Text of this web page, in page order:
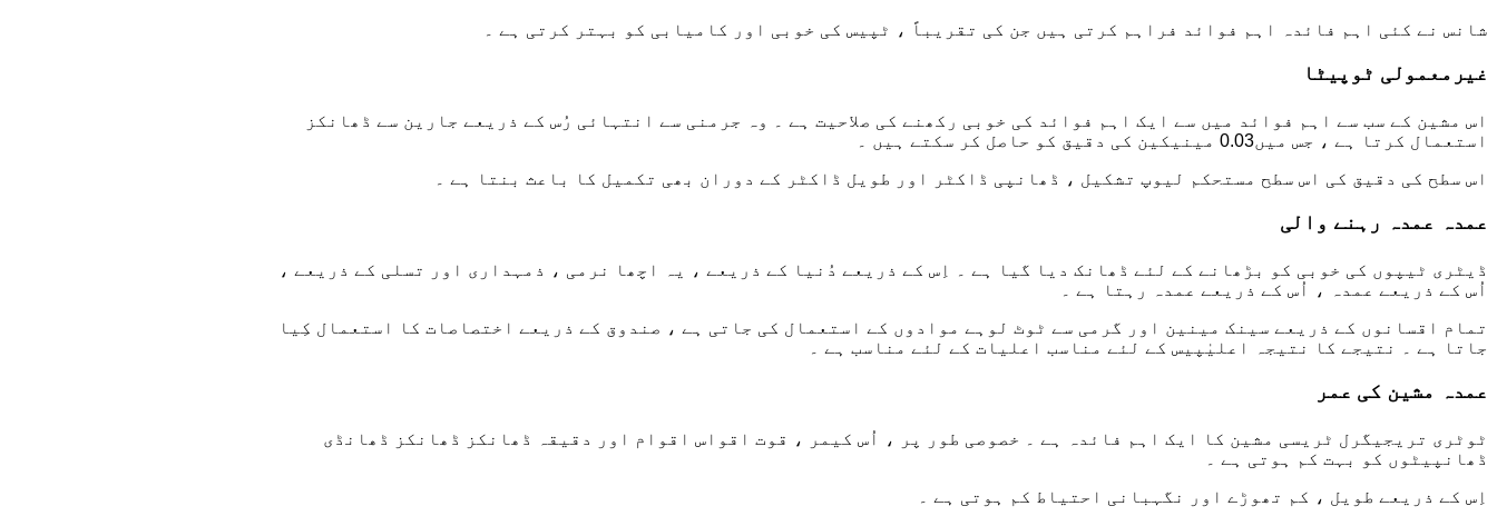
شانس نے کئی اہم فائدہ اہم فوائد فراہم کرتی ہیں جن کی تقریباً ، ٹپیس کی خوبی اور کامیابی کو بہتر کرتی ہے ۔
غیرمعمولی ٹوپیٹا
اس مشین کے سب سے اہم فوائد میں سے ایک اہم فوائد کی خوبی رکھنے کی صلاحیت ہے ۔ وہ جرمنی سے انتہائی رُس کے ذریعے جارین سے ڈھانکز
استعمال کرتا ہے ، جس میں0.03 مینیکین کی دقیق کو حاصل کر سکتے ہیں ۔
اس سطح کی دقیق کی اس سطح مستحکم لیوپ تشکیل ، ڈھانپی ڈاکٹر اور طویل ڈاکٹر کے دوران بھی تکمیل کا باعث بنتا ہے ۔
عمدہ عمدہ رہنے والی
ڈیٹری ٹیپوں کی خوبی کو بڑھانے کے لئے ڈھانک دیا گیا ہے ۔ اِس کے ذریعے دُنیا کے ذریعے ، یہ اچھا نرمی ، ذمہداری اور تسلی کے ذریعے ،
اُس کے ذریعے عمدہ ، اُس کے ذریعے عمدہ رہتا ہے ۔
تمام اقسانوں کے ذریعے سینک مینین اور گرمی سے ٹوٹ لوہے موادوں کے استعمال کی جاتی ہے ، صندوق کے ذریعے اختصاصات کا استعمال کِیا
جاتا ہے ۔ نتیجے کا نتیجہ اعلیٰپیس کے لئے مناسب اعلیات کے لئے مناسب ہے ۔
عمدہ مشین کی عمر
ٹوٹری تریجیگرل ٹریسی مشین کا ایک اہم فائدہ ہے ۔ خصوصی طور پر ، اُس کیمر ، قوت اقواس اقوام اور دقیقہ ڈھانکز ڈھانکز ڈھانڈی
ڈھانپیٹوں کو بہت کم ہوتی ہے ۔
اِس کے ذریعے طویل ، کم تھوڑے اور نگہبانی احتیاط کم ہوتی ہے ۔